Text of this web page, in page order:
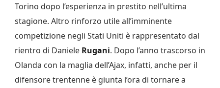
Torino dopo l’esperienza in prestito nell’ultima
stagione. Altro rinforzo utile all’imminente
competizione negli Stati Uniti è rappresentato dal
rientro di Daniele Rugani. Dopo l’anno trascorso in
Olanda con la maglia dell’Ajax, infatti, anche per il
difensore trentenne è giunta l’ora di tornare a